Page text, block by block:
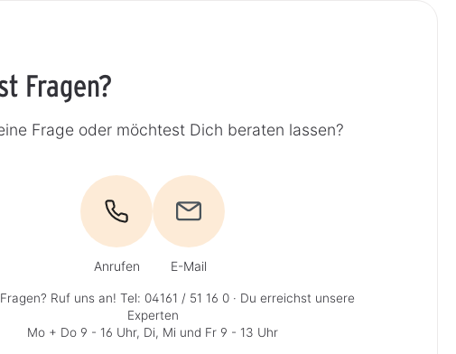
Fragen?
Frage oder möchtest Dich beraten lassen?
Anrufen E-Mail
Ruf uns an! Tel: 04161 / 51 16 0· Du erreichst unsere
Experten
Mo + Do 9 - 16 Uhr, Di, Mi und Fr 9 - 13 Uhr